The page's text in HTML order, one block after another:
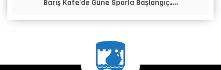
Barış Kafe'de Güne Sporla Başlangıç…..